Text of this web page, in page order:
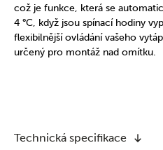
což je funkce, která se
4 °C, když jsou spínací hodiny
flexibilnější ovládání vašeho
určený pro montáž nad omítku.
Technická specifikace